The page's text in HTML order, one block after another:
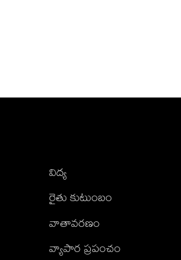
విద్య
రైతు కుటుంబం
వాతావరణం
వ్యాపార ప్రపంచం